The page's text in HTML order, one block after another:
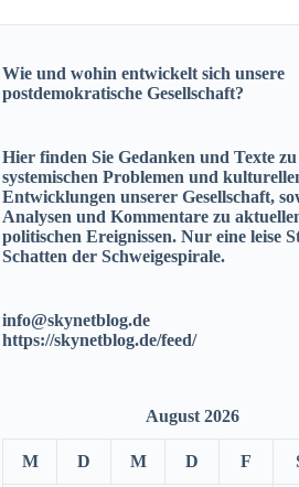
Wie und wohin entwickelt sich unsere
postdemokratischeGesellschaft?
Hier finden Sie Gedanken und Texte zu
systemischen Problemen und
Entwicklungen unserer Gesellschaft,
Analysen und Kommentare zu
politischen Ereignissen.Nur eine leise
Schatten der Schweigespirale.
info@skynetblog.de
https://skynetblog.de/feed/
August 2026
M D M D F